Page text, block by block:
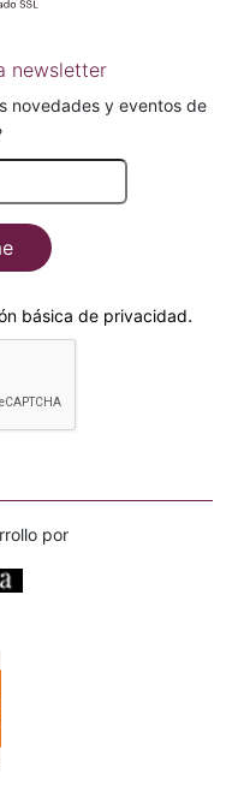
newsletter
novedades y eventos de
básica de privacidad.
por